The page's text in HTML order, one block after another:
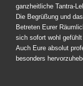
ganzheitliche Tantra-
Die Begrüßung und
Betreten Eurer
sich sofort wohl gefühlt
Auch Eure absolut
besonders